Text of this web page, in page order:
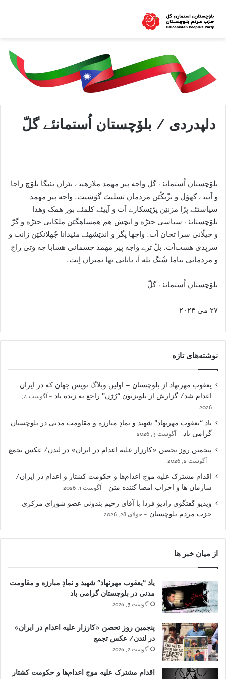
دلپدردی / بلۆچستان اُستمانئے گلّ
بلۆچستان اُستمانئے گل واجه پیر مهمد ملازهیئے بێران بئیگا بلۆچ راجا
و آییئے کهۆل و نزّیکّێن مردمان تسلیتَ گوَشیت. واجه پیر مهمد
سیاستئے پڑا مزنێن پرّێسکارے اَت و آییئے کلمئے بور همک وهدا
بلۆچستانئے سیاسی جێڑه و انچش هم همساهگێن ملکانی جێڑه و گرّ
و چیلّانی سرا تچان اَت. واجها پگر و اندێشهئے مئیدانا جُهلانکێن زانت و
سرپدی هست‌اَت. بلّ ترے واجه پیر مهمد جسمانی هسابا چه وتی راج
و مردمانی نیاما شُتگ بله آ، یاتانی تها نمیران اِنت.
بلۆچستان اُستمانئے گلّ
۲۷ می ۲۰۲۴
نوشته‌های تازه
یعقوب مهرنهاد از بلوچستان – اولین وبلاگ نویس جهان که در ایران
اعدام شد/ گزارش از تلویزیون “رُژن” راجع به زنده یاد
آگوست 4,
2026
یاد “یعقوب مهرنهاد” شهید و نمادِ مبارزه و مقاومت مدنی در بلوچستان
گرامی باد
آگوست 3, 2026
پنجمین روز تحصن «کارزار علیه اعدام در ایران» در لندن/ عکس تجمع
آگوست 2, 2026
اقدام مشترک علیه موج اعدام‌ها و حکومت کشتار و اعدام در ایران/
سازمان ها و احزاب امضا کننده متن
آگوست 1, 2026
ویدیو گفتگوی رادیو فردا با آقای رحیم بندوئی عضو شورای مرکزی
حزب مردم بلوچستان
جولای 28, 2026
از میان خبر ها
یاد “یعقوب مهرنهاد” شهید و نمادِ مبارزه و مقاومت
مدنی در بلوچستان گرامی باد
آگوست 3, 2026
پنجمین روز تحصن «کارزار علیه اعدام در ایران»
در لندن/ عکس تجمع
آگوست 2, 2026
اقدام مشترک علیه موج اعدام‌ها و حکومت کشتار